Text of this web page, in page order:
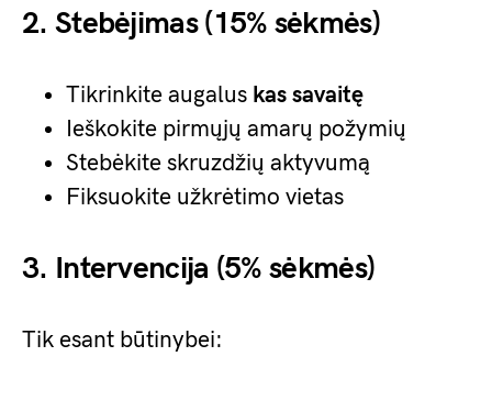
2. Stebėjimas (15% sėkmės)
Tikrinkite augalus kas savaitę
Ieškokite pirmųjų amarų požymių
Stebėkite skruzdžių aktyvumą
Fiksuokite užkrėtimo vietas
3. Intervencija (5% sėkmės)
Tik esant būtinybei: